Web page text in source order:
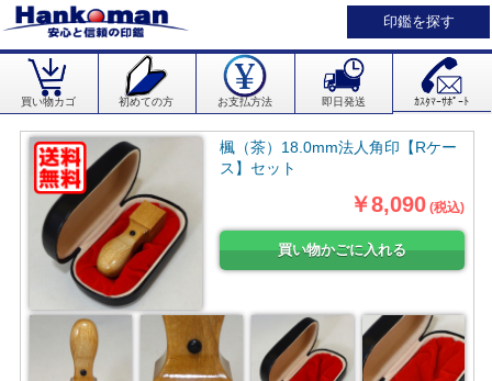
印鑑を探す
買い物カゴ 初めての方 お支払方法 即日発送 ｶｽﾀﾏｰｻﾎﾟｰﾄ
楓（茶）18.0mm法人角印【Rケー
ス】セット
￥8,090 (税込)